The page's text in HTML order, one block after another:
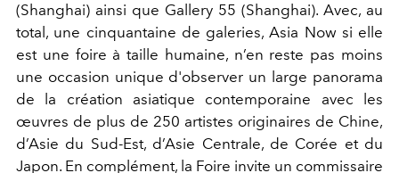
(Shanghai) ainsi que Gallery 55 (Shanghai). Avec, au
total, une cinquantaine de galeries, Asia Now si elle
est une foire à taille humaine, n’en reste pas moins
une occasion unique d'observer un large panorama
de la création asiatique contemporaine avec les
œuvres de plus de 250 artistes originaires de Chine,
d’Asie du Sud-Est, d’Asie Centrale, de Corée et du
Japon. En complément, la Foire invite un commissaire